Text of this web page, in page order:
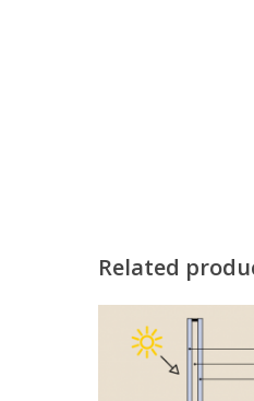
Related